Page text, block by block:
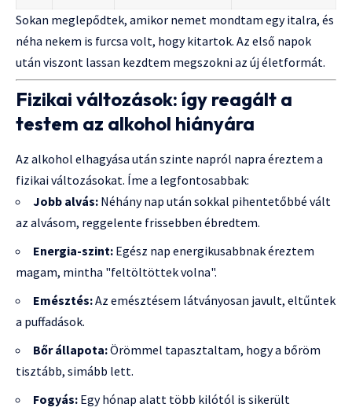
Sokan meglepődtek, amikor nemet mondtam egy italra, és
néha nekem is furcsa volt, hogy kitartok. Az első napok
után viszont lassan kezdtem megszokni az új életformát.
Fizikai változások: így reagált a
testem az alkohol hiányára
Az alkohol elhagyása után szinte napról napra éreztem a
fizikai változásokat. Íme a legfontosabbak:
Jobb alvás: Néhány nap után sokkal pihentetőbbé vált
az alvásom, reggelente frissebben ébredtem.
Energia-szint: Egész nap energikusabbnak éreztem
magam, mintha "feltöltöttek volna".
Emésztés:Az emésztésem látványosan javult, eltűntek
a puffadások.
Bőr állapota:Örömmel tapasztaltam, hogy a bőröm
tisztább, simább lett.
Fogyás: Egy hónap alatt több kilótól is sikerült